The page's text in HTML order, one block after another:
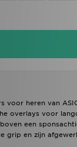
voor heren van
overlays voor
een
en zijn